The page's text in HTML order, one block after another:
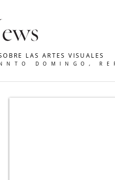
LAS ARTES VISUALES
DOMINGO,